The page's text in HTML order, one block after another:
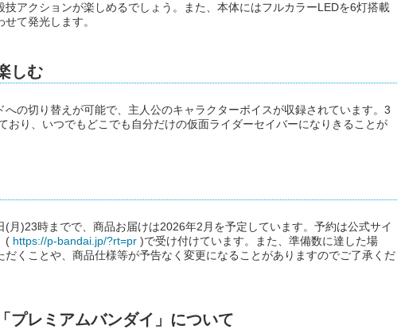
技アクションが楽しめるでしょう。また、本体にはフルカラーLEDを6灯搭載
て発光します。
しむ
への切り替えが可能で、主人公のキャラクターボイスが収録されています。3
おり、いつでもどこでも自分だけの仮面ライダーセイバーになりきることが
月)23時までで、商品お届けは2026年2月を予定しています。予約は公式サイ
( https://p-bandai.jp/?rt=pr )で受け付けています。また、準備数に達した場
だくことや、商品仕様等が予告なく変更になることがありますのでご了承くだ
プレミアムバンダイ」について